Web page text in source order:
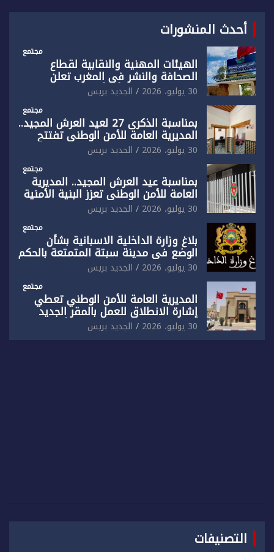
أحدث المنشورات
مجتمع
الهيئات المهنية والنقابية لقطاع
الصحافة والنشر في المغرب تعلن
رفضها القاطع لـ”أي أجندة انتخابية
مُعدة على مقاس سياسي ومصلحي
ضيق”
30 يوليو، 2026 الجديد بريس
مجتمع
بمناسبة الذكرى 27 لعيد العرش المجيد..
المديرية العامة للأمن الوطني تفتتح
المقر الجديد لفرقة الشرطة السياحية
بفاس
30 يوليو، 2026 الجديد بريس
مجتمع
بمناسبة عيد العرش المجيد.. المديرية
العامة للأمن الوطني تعزز البنية الأمنية
بالناظور بإحداث فرقتين جديدتين
30 يوليو، 2026 الجديد بريس
مجتمع
بلاغ وزارة الداخلية الاسبانية بشأن
الوضع في مدينة سبتة المتمتعة بالحكم
الذاتي
30 يوليو، 2026 الجديد بريس
مجتمع
المديرية العامة للأمن الوطني تعطي
إشارة الانطلاق للعمل بالمقر الجديد
للدائرة الثالثة للشرطة بولاية أمن العيون
30 يوليو، 2026 الجديد بريس
التصنيفات